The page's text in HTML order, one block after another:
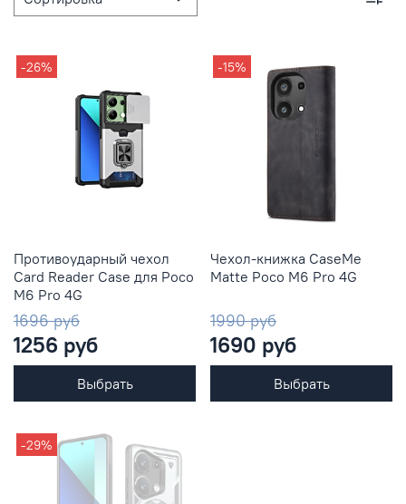
-26%
Противоударный чехол
Сard Reader Case для Poco
M6 Pro 4G
1696 руб
1256 руб
Выбрать
-15%
Чехол-книжка CaseMe
Matte Poco M6 Pro 4G
1990 руб
1690 руб
Выбрать
-29%